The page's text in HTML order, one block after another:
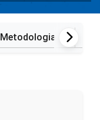
Metodologia